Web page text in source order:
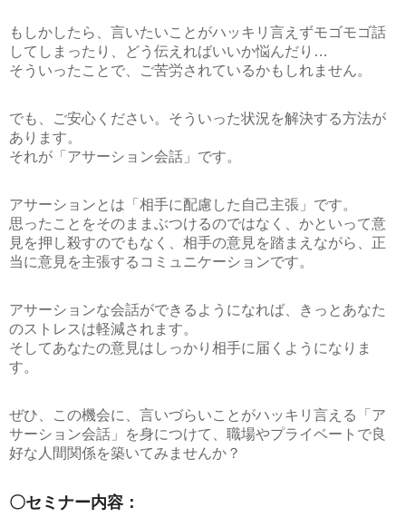
もしかしたら、言いたいことがハッキリ言えずモゴモゴ話
してしまったり、どう伝えればいいか悩んだり…
そういったことで、ご苦労されているかもしれません。
でも、ご安心ください。そういった状況を解決する方法が
あります。
それが 「アサーション会話」 です。
アサーションとは 「相手に配慮した自己主張」 です。
思ったことをそのままぶつけるのではなく、かといって意
見を押し殺すのでもなく、相手の意見を踏まえながら、正
当に意見を主張するコミュニケーションです。
アサーションな会話ができるようになれば、きっとあなた
のストレスは軽減されます。
そしてあなたの意見はしっかり相手に届くようになりま
す。
ぜひ、この機会に、 言いづらいことがハッキリ言える「ア
サーション会話」
を身につけて、職場やプライベートで良
好な人間関係を築いてみませんか？
〇セミナー内容：